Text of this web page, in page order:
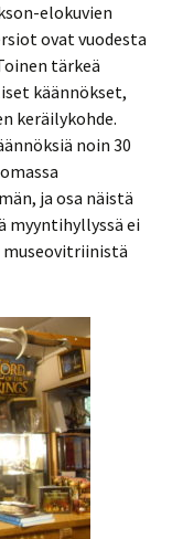
elokuvien
ovat vuodesta
tärkeä
käännökset,
keräilykohde.
noin 30
ja osa näistä
myyntihyllyssä ei